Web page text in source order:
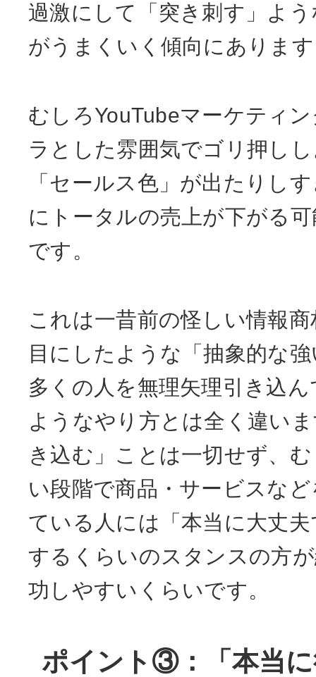
過激にして「突き刺す」よ
がうまくいく傾向にありま
むしろYouTubeマーケティ
ラとした雰囲気でゴリ押し
「セールス色」が出たりし
にトータルの売上が下がる
です。
これは一昔前の怪しい情報
目にしたような「抽象的な
多くの人を無理矢理引き込
ようなやり方とは全く違い
き込む」ことは一切せず、
い段階で商品・サービスな
ている人には「本当に大丈
するくらいのスタンスの方
功しやすいくらいです。
ポイント③：「本当